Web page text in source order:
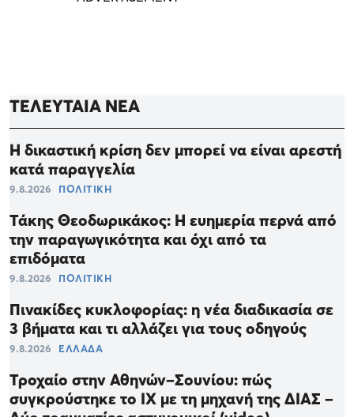
ΤΕΛΕΥΤΑΙΑ ΝΕΑ
Η δικαστική κρίση δεν μπορεί να είναι αρεστή
κατά παραγγελία
9.8.2026 ΠΟΛΙΤΙΚΗ
Τάκης Θεοδωρικάκος: Η ευημερία περνά από
την παραγωγικότητα και όχι από τα
επιδόματα
9.8.2026 ΠΟΛΙΤΙΚΗ
Πινακίδες κυκλοφορίας: η νέα διαδικασία σε
3 βήματα και τι αλλάζει για τους οδηγούς
9.8.2026 ΕΛΛΑΔΑ
Τροχαίο στην Αθηνών–Σουνίου: πώς
συγκρούστηκε το ΙΧ με τη μηχανή της ΔΙΑΣ –